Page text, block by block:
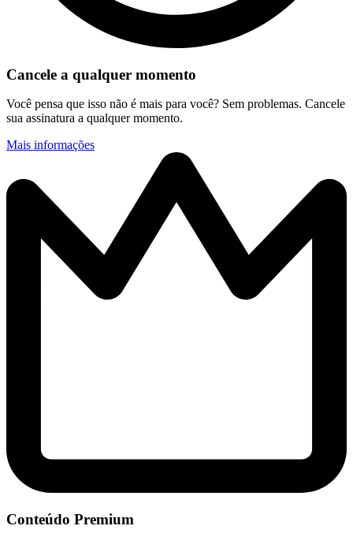
Cancele a qualquer momento
Você pensa que isso não é mais para você? Sem problemas. Cancele
sua assinatura a qualquer momento.
Mais informações
Conteúdo Premium